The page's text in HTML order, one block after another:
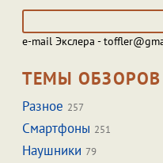
e-mail Экслера -
ТЕМЫ ОБЗОРОВ
Разное 257
Смартфоны 251
Наушники 79